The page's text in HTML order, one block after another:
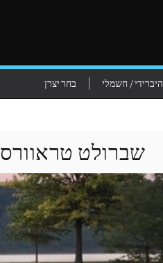
היברידי / חשמלי בחר יצרן
שברולט טראוורס 3.6 Lד 2X4 אוטומט - 2022